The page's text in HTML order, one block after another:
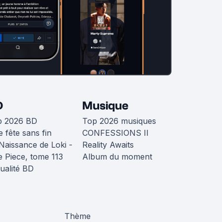
2026 BD
fête sans fin
de Loki -
Piece, tome 113
BD
Musique
Top 2026 musiques
CONFESSIONS II
Reality Awaits
Album du moment
Thème